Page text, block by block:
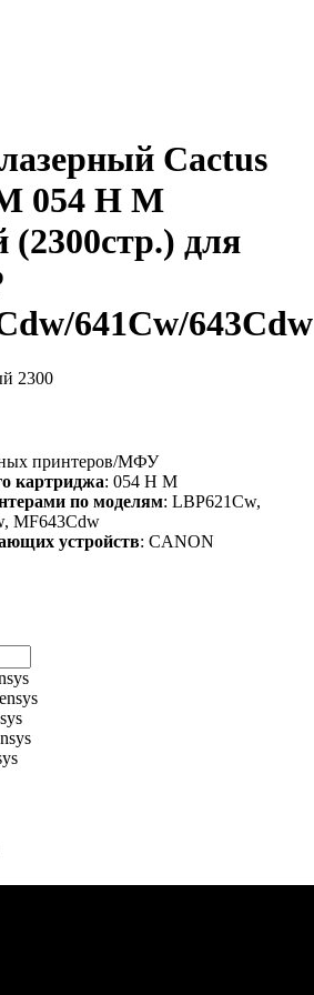
Cactus
054 H M
для
641Cw/643Cdw
2300
принтеров/МФУ
картриджа: 054 H M
по моделям: LBP621Cw,
MF643Cdw
устройств: CANON